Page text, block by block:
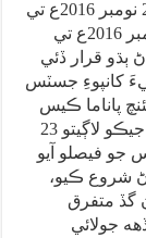
هيستائين پهتو آهي. پهرين مرحلي ۾ 2 نومبر 2016ع تي
جسٽس انور ظهير جمالي ڪيس هلايو، 31 ڊسمبر 2016ع تي
قرار ڏئي
کانپوءِ جسٽس
پاناما ڪيس
کي چار جنوري 2017ع کان هلائڻ شروع ڪيو، جيڪو لاڳيتو 23
جو فيصلو آيو
شروع ڪيو،
گڏ متفرق
جولائي